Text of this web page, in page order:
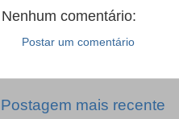
Nenhum comentário:
Postar um comentário
Postagem mais recente